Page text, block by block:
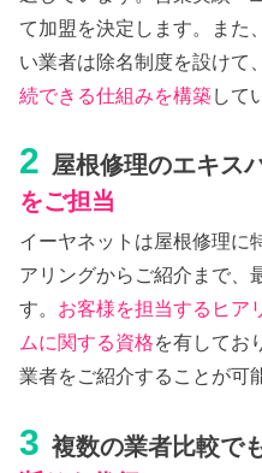
て加盟を決定します。また
い業者は除名制度を設けて
続できる仕組みを構築して
2 屋根修理のエキス
をご担当
イーヤネットは屋根修理に
アリングからご紹介まで、
す。 お客様を担当するヒア
ムに関する資格を有してお
業者をご紹介することが可
3 複数の業者比較で